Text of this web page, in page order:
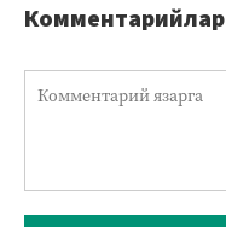
Комментарийлар